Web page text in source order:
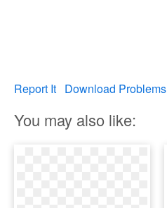
Report It Download Problems
You may also like: